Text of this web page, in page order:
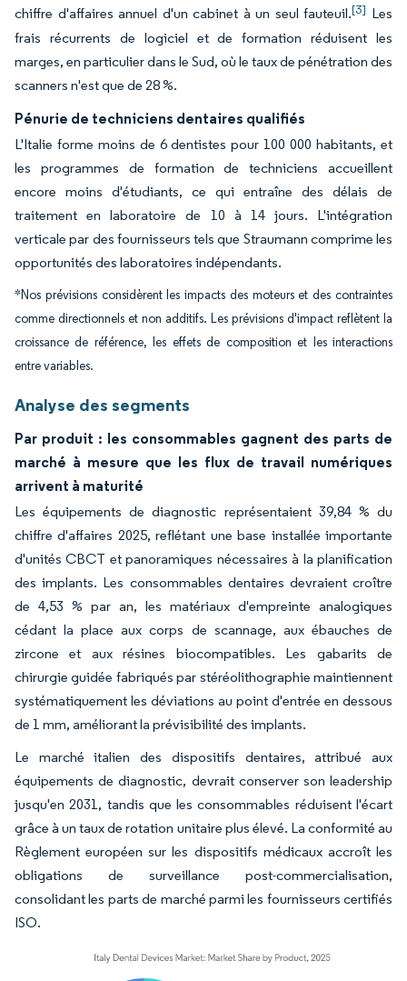
chiffre d'affaires annuel d'un cabinet à un seul fauteuil.[3] Les
frais récurrents de logiciel et de formation réduisent les
marges, en particulier dans le Sud, où le taux de pénétration des
scanners n'est que de 28 %.
Pénurie de techniciens dentaires qualifiés
L'Italie forme moins de 6 dentistes pour 100 000 habitants, et
les programmes de formation de techniciens accueillent
encore moins d'étudiants, ce qui entraîne des délais de
traitement en laboratoire de 10 à 14 jours. L'intégration
verticale par des fournisseurs tels que Straumann comprime les
opportunités des laboratoires indépendants.
*Nos prévisions considèrent les impacts des moteurs et des contraintes
comme directionnels et non additifs. Les prévisions d'impact reflètent la
croissance de référence, les effets de composition et les interactions
entre variables.
Analyse des segments
Par produit : les consommables gagnent des parts de
marché à mesure que les flux de travail numériques
arrivent à maturité
Les équipements de diagnostic représentaient 39,84 % du
chiffre d'affaires 2025, reflétant une base installée importante
d'unités CBCT et panoramiques nécessaires à la planification
des implants. Les consommables dentaires devraient croître
de 4,53 % par an, les matériaux d'empreinte analogiques
cédant la place aux corps de scannage, aux ébauches de
zircone et aux résines biocompatibles. Les gabarits de
chirurgie guidée fabriqués par stéréolithographie maintiennent
systématiquement les déviations au point d'entrée en dessous
de 1 mm, améliorant la prévisibilité des implants.
Le marché italien des dispositifs dentaires, attribué aux
équipements de diagnostic, devrait conserver son leadership
jusqu'en 2031, tandis que les consommables réduisent l'écart
grâce à un taux de rotation unitaire plus élevé. La conformité au
Règlement européen sur les dispositifs médicaux accroît les
obligations de surveillance post-commercialisation,
consolidant les parts de marché parmi les fournisseurs certifiés
ISO.